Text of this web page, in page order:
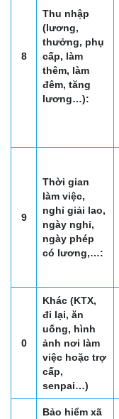
8
Thu nhập
(lương,
thưởng, phụ
cấp, làm
thêm, làm
đêm, tăng
lương…):
9
Thời gian
làm việc,
nghỉ giải lao,
ngày nghỉ,
ngày phép
có lương,…:
0
Khác (KTX,
đi lại, ăn
uống, hình
ảnh nơi làm
việc hoặc trợ
cấp,
senpai…)
Bảo hiểm xã